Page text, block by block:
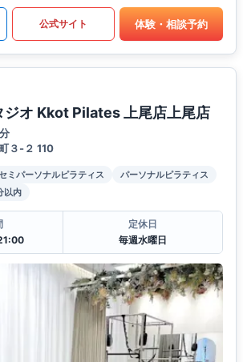
公式サイト 体験・相談予約
ジオ Kkot Pilates 上尾店上尾店
３-２ 110
ミパーソナルピラティス
パーソナルピラティス
以内
定休日
毎週水曜日